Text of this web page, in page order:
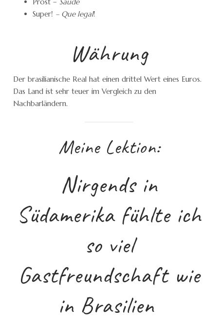
Super! – Que legal!
Währung
Der brasilianische Real hat einen drittel Wert eines Euros.
Das Land ist sehr teuer im Vergleich zu den
Nachbarländern.
Meine Lektion:
Nirgends in
Südamerika fühlte ich
so viel
Gastfreundschaft wie
in Brasilien